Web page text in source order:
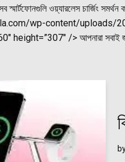
যেসব স্মার্টফোনগুলি ওয়্যারলেস
wp-content/uploads/2023/
height=”307″ /> আপনারা সবাই